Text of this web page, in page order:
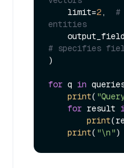
    limit=
2, #
entities
# specifies
)
for q in
print(
for result
print
print( "\n"